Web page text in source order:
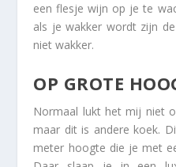
een flesje wijn op je te
als je wakker wordt zijn
niet wakker.
OP GROTE
Normaal lukt het mij niet
maar dit is andere koek.
meter hoogte die je met